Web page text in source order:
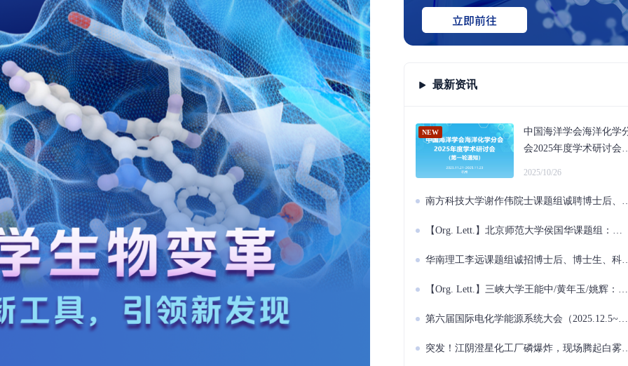
最新资讯
中国海洋学会海洋化学
会2025年度学术研讨会
2025/10/26
南方科技大学谢作伟院士课题组诚聘博士后、研究学者、科研助理
【Org. Lett.】北京师范大学侯国华课题组：铑催化α-氨甲基丙烯酸酯不对称氢化实现手性β-氨基丙酸酯的对映选择性合成
华南理工李远课题组诚招博士后、博士生、科研助理
【Org. Lett.】三峡大学王能中/黄年玉/姚辉：膦介导烯酮与MBH酯的多米诺反应
第六届国际电化学能源系统大会（2025.12.5~12.7 南宁）
突发！江阴澄星化工厂磷爆炸，现场腾起白雾和火光！